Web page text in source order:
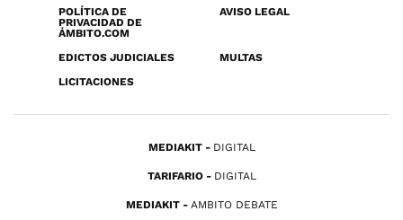
POLÍTICA DE
PRIVACIDAD DE
ÁMBITO.COM
AVISO LEGAL
EDICTOS JUDICIALES
MULTAS
LICITACIONES
MEDIAKIT DIGITAL
TARIFARIO DIGITAL
MEDIAKIT AMBITO DEBATE